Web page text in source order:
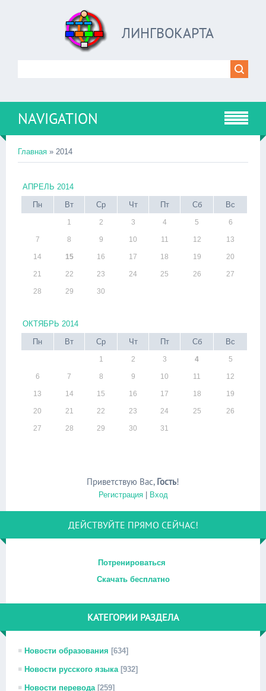
ЛИНГВОКАРТА
NAVIGATION
Главная » 2014
АПРЕЛЬ 2014
Пн
Вт Ср Чт Пт Сб Вс
1 2 3 4 5 6
7 8 9 10 11 12 13
14 15 16 17 18 19 20
21 22 23 24 25 26 27
28 29 30
ОКТЯБРЬ 2014
Пн
Вт Ср Чт Пт Сб Вс
1 2 3 4 5
6 7 8 9 10 11 12
13 14 15 16 17 18 19
20 21 22 23 24 25 26
27 28 29 30 31
Приветствую Вас, Гость!
Регистрация| Вход
ДЕЙСТВУЙТЕ ПРЯМО СЕЙЧАС!
Потренироваться
Скачать бесплатно
КАТЕГОРИИ РАЗДЕЛА
Новости образования [634]
Новости русского языка [932]
Новости перевода [259]